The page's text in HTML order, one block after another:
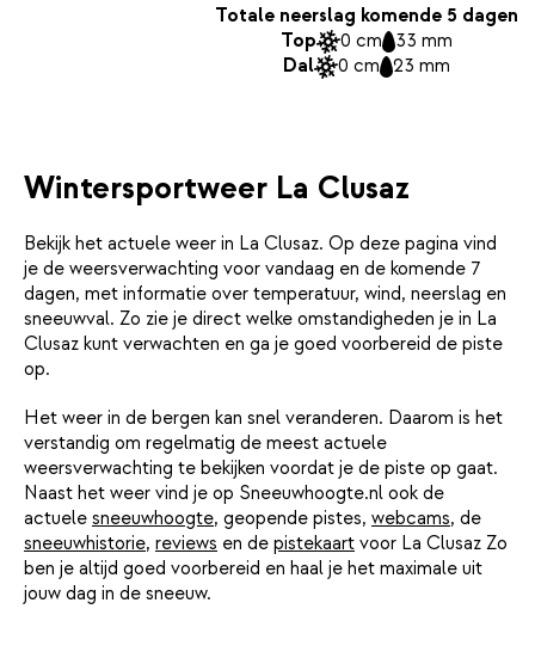
Totale neerslag komende 5 dagen
Top
0 cm 33 mm
Dal
0 cm 23 mm
Wintersportweer La Clusaz
Bekijk het actuele weer in La Clusaz. Op deze pagina vind
je de weersverwachting voor vandaag en de komende 7
dagen, met informatie over temperatuur, wind, neerslag en
sneeuwval. Zo zie je direct welke omstandigheden je in La
Clusaz kunt verwachten en ga je goed voorbereid de piste
op.
Het weer in de bergen kan snel veranderen. Daarom is het
verstandig om regelmatig de meest actuele
weersverwachting te bekijken voordat je de piste op gaat.
Naast het weer vind je op Sneeuwhoogte.nl ook de
actuele sneeuwhoogte, geopende pistes, webcams, de
sneeuwhistorie, reviews en de pistekaart voor La Clusaz Zo
ben je altijd goed voorbereid en haal je het maximale uit
jouw dag in de sneeuw.